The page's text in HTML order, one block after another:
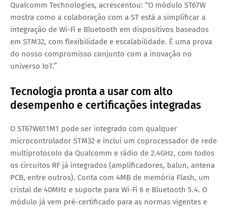
Qualcomm Technologies, acrescentou: “O módulo ST67W
mostra como a colaboração com a ST está a simplificar a
integração de Wi-Fi e Bluetooth em dispositivos baseados
em STM32, com flexibilidade e escalabilidade. É uma prova
do nosso compromisso conjunto com a inovação no
universo IoT.”
Tecnologia pronta a usar com alto
desempenho e certificações integradas
O ST67W611M1 pode ser integrado com qualquer
microcontrolador STM32 e inclui um coprocessador de rede
multiprotocolo da Qualcomm e rádio de 2.4GHz, com todos
os circuitos RF já integrados (amplificadores, balun, antena
PCB, entre outros). Conta com 4MB de memória Flash, um
cristal de 40MHz e suporte para Wi-Fi 6 e Bluetooth 5.4. O
módulo já vem pré-certificado para as normas vigentes e